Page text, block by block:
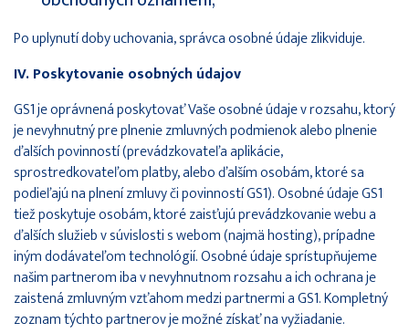
Po uplynutí doby uchovania, správca osobné údaje zlikviduje.
IV. Poskytovanie osobných údajov
GS1 je oprávnená poskytovať Vaše osobné údaje v rozsahu, ktorý
je nevyhnutný pre plnenie zmluvných podmienok alebo plnenie
ďalších povinností (prevádzkovateľa aplikácie,
sprostredkovateľom platby, alebo ďalším osobám, ktoré sa
podieľajú na plnení zmluvy či povinností GS1). Osobné údaje GS1
tiež poskytuje osobám, ktoré zaisťujú prevádzkovanie webu a
ďalších služieb v súvislosti s webom (najmä hosting), prípadne
iným dodávateľom technológií. Osobné údaje sprístupňujeme
našim partnerom iba v nevyhnutnom rozsahu a ich ochrana je
zaistená zmluvným vzťahom medzi partnermi a GS1. Kompletný
zoznam týchto partnerov je možné získať na vyžiadanie.